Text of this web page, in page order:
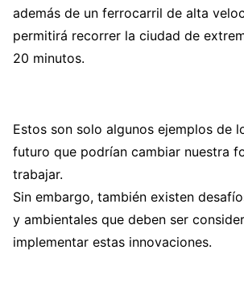
además de un ferrocarril de alta
permitirá recorrer la ciudad de
20 minutos.
Estos son solo algunos ejemplos de
futuro que podrían cambiar nuestra
trabajar.
Sin embargo, también existen
y ambientales que deben ser
implementar estas innovaciones.